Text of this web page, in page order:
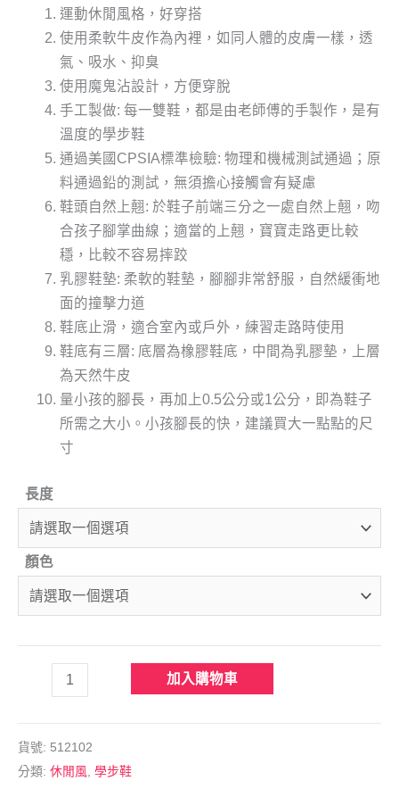
運動休閒風格，好穿搭
使用柔軟牛皮作為內裡，如同人體的皮膚一樣，透
氣、吸水、抑臭
使用魔鬼沾設計，方便穿脫
手工製做: 每一雙鞋，都是由老師傅的手製作，是有
溫度的學步鞋
通過美國CPSIA標準檢驗: 物理和機械測試通過；原
料通過鉛的測試，無須擔心接觸會有疑慮
鞋頭自然上翹: 於鞋子前端三分之一處自然上翹，吻
合孩子腳掌曲線；適當的上翹，寶寶走路更比較
穩，比較不容易摔跤
乳膠鞋墊: 柔軟的鞋墊，腳腳非常舒服，自然緩衝地
面的撞擊力道
鞋底止滑，適合室內或戶外，練習走路時使用
鞋底有三層: 底層為橡膠鞋底，中間為乳膠墊，上層
為天然牛皮
量小孩的腳長，再加上0.5公分或1公分，即為鞋子
所需之大小。小孩腳長的快，建議買大一點點的尺
寸
長度
顏色
加入購物車
貨號: 512102
分類: 休閒風, 學步鞋